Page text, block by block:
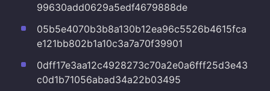
99630add0629a5edf4679888de
05b5e4070b3b8a130b12ea96c5526b4615fca
e121bb802b1a10c3a7a70f39901
0dff17e3aa12c4928273c70a2e0a6fff25d3e43
c0d1b71056abad34a22b03495